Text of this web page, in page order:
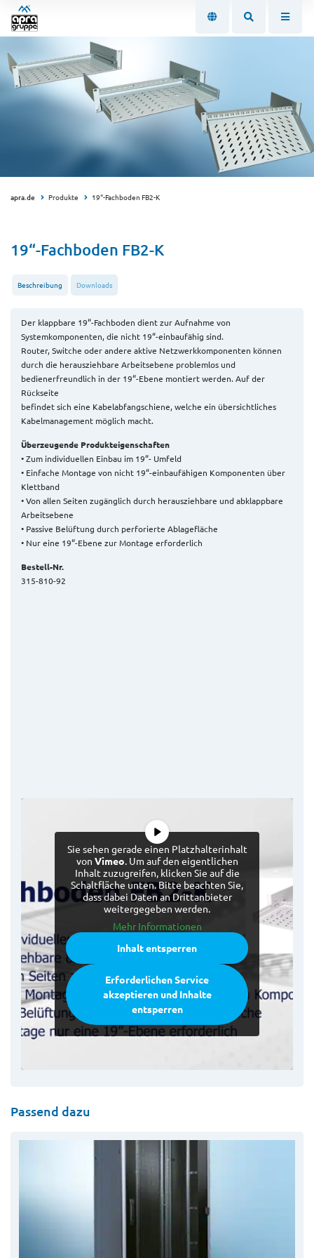
apra.de Produkte 19“-Fachboden FB2-K
19“-Fachboden FB2-K
Beschreibung Downloads
Der klappbare 19“-Fachboden dient zur Aufnahme von
Systemkomponenten, die nicht 19“-einbaufähig sind.
Router, Switche oder andere aktive Netzwerkkomponenten können
durch die herausziehbare Arbeitsebene problemlos und
bedienerfreundlich in der 19“-Ebene montiert werden. Auf der
Rückseite
befindet sich eine Kabelabfangschiene, welche ein übersichtliches
Kabelmanagement möglich macht.
Überzeugende Produkteigenschaften
• Zum individuellen Einbau im 19“- Umfeld
• Einfache Montage von nicht 19“-einbaufähigen Komponenten über
Klettband
• Von allen Seiten zugänglich durch herausziehbare und abklappbare
Arbeitsebene
• Passive Belüftung durch perforierte Ablagefläche
• Nur eine 19“-Ebene zur Montage erforderlich
Bestell-Nr.
315-810-92
Sie sehen gerade einen Platzhalterinhalt
von Vimeo. Um auf den eigentlichen
Inhalt zuzugreifen, klicken Sie auf die
Schaltfläche unten. Bitte beachten Sie,
dass dabei Daten an Drittanbieter
weitergegeben werden.
Mehr Informationen
Inhalt entsperren
Erforderlichen Service
akzeptieren und Inhalte
entsperren
Passend dazu